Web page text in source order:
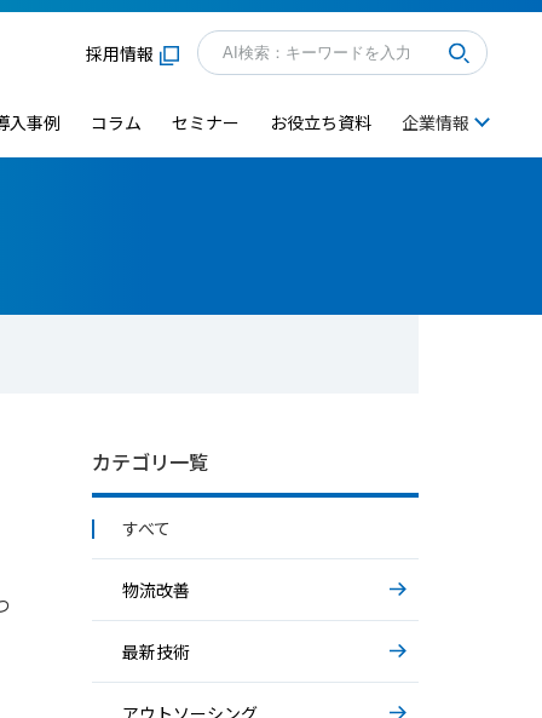
採用情報
入事例 コラム セミナー お役立ち資料 企業情報
カテゴリ一覧
すべて
物流改善
最新技術
アウトソーシング